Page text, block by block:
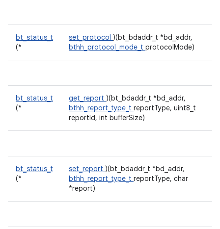
bt_status_t
(*
set_protocol )(bt_bdaddr_t *bd_addr,
bthh_protocol_mode_t protocolMode)
bt_status_t
(*
get_report )(bt_bdaddr_t *bd_addr,
bthh_report_type_t reportType, uint8_t
reportId, int bufferSize)
bt_status_t
(*
set_report )(bt_bdaddr_t *bd_addr,
bthh_report_type_t reportType, char
*report)